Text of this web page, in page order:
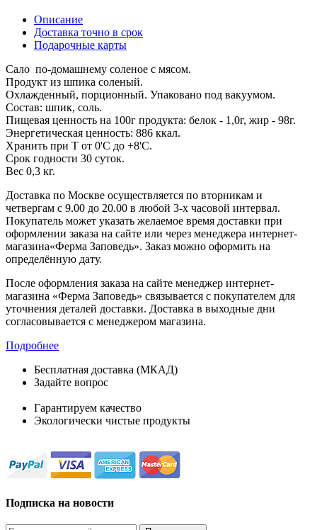
Описание
Доставка точно в срок
Подарочные карты
Сало по-домашнему соленое с мясом.
Продукт из шпика соленый.
Охлажденный, порционный. Упаковано под вакуумом.
Состав: шпик, соль.
Пищевая ценность на 100г продукта: белок - 1,0г, жир - 98г.
Энергетическая ценность: 886 ккал.
Хранить при Т от 0'C до +8'C.
Срок годности 30 суток.
Вес 0,3 кг.
Доставка по Москве осуществляется по вторникам и
четвергам с 9.00 до 20.00 в любой 3-х часовой интервал.
Покупатель может указать желаемое время доставки при
оформлении заказа на сайте или через менеджера интернет-
магазина«Ферма Заповедь». Заказ можно оформить на
определённую дату.
После оформления заказа на сайте менеджер интернет-
магазина «Ферма Заповедь» связывается с покупателем для
уточнения деталей доставки. Доставка в выходные дни
согласовывается с менеджером магазина.
Подробнее
Бесплатная доставка (МКАД)
Задайте вопрос
Гарантируем качество
Экологически чистые продукты
Подписка на новости